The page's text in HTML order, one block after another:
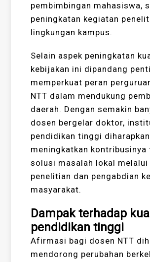
pembimbingan mahasiswa,
peningkatan kegiatan
lingkungan kampus.
Selain aspek peningkatan
kebijakan ini dipandang
memperkuat peran
NTT dalam mendukung
daerah. Dengan semakin
dosen bergelar doktor,
pendidikan tinggi
meningkatkan kontribusinya
solusi masalah lokal melalui
penelitian dan pengabdian
masyarakat.
Dampak terhadap
pendidikan tinggi
Afirmasi bagi dosen NTT
mendorong perubahan